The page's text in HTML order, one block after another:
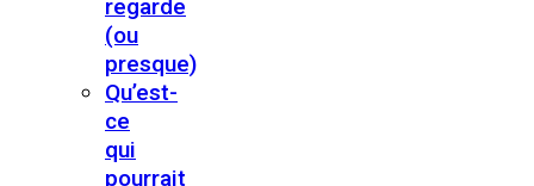
regarde
(ou
presque)
Qu’est-
ce
qui
pourrait